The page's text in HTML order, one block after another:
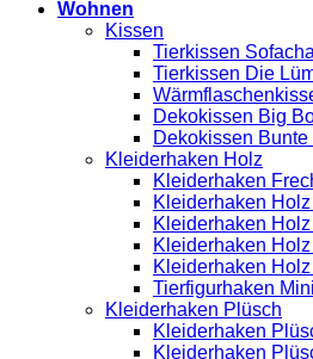
Wohnen
Kissen
Tierkissen
Tierkissen Die
Dekokissen Big
Dekokissen
Kleiderhaken Holz
Kleiderhaken
Kleiderhaken
Kleiderhaken
Kleiderhaken
Kleiderhaken
Tierfigurhaken Mini
Kleiderhaken Plüsch
Kleiderhaken
Kleiderhaken